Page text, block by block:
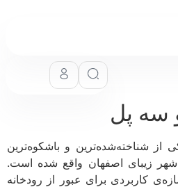
پل
و باشکوه‌ترین
زیبای اصفهان واقع شده است.
کاربردی برای عبور از رودخانه